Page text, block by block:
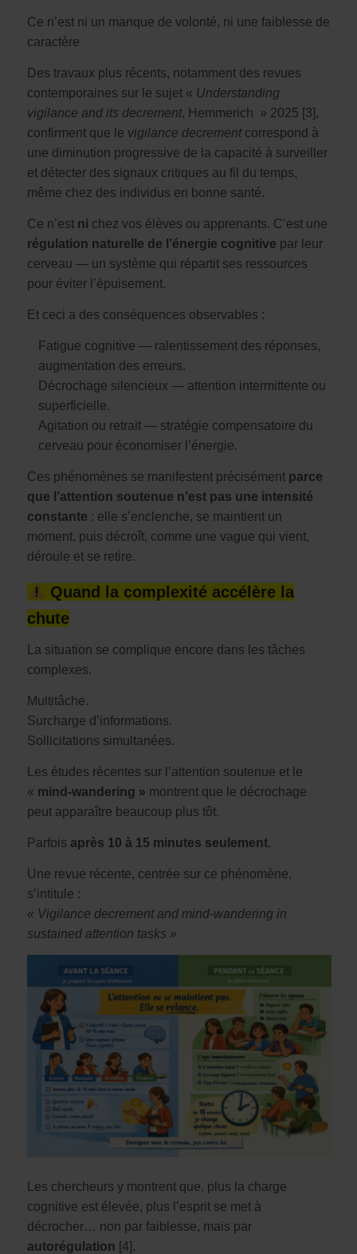
Ce n’est ni un manque de volonté, ni une faiblesse de
caractère
Des travaux plus récents, notamment des revues
contemporaines sur le sujet « Understanding
vigilance and its decrement, Hemmerich » 2025 [3],
confirment que le vigilance decrementcorrespond à
une diminution progressive de la capacité à surveiller
et détecter des signaux critiques au fil du temps,
même chez des individus en bonne santé.
Ce n’est ni chez vos élèves ou apprenants. C’est une
régulation naturelle de l’énergie cognitive par leur
cerveau — un système qui répartit ses ressources
pour éviter l’épuisement.
Et ceci a des conséquences observables :
Fatigue cognitive — ralentissement des réponses,
augmentation des erreurs.
Décrochage silencieux — attention intermittente ou
superficielle.
Agitation ou retrait — stratégie compensatoire du
cerveau pour économiser l’énergie.
Ces phénomènes se manifestent précisément parce
que l’attention soutenue n’est pas une intensité
constante : elle s’enclenche, se maintient un
moment, puis décroît, comme une vague qui vient,
déroule et se retire.
Quand la complexité accélère la
chute
La situation se complique encore dans les tâches
complexes.
Multitâche.
Surcharge d’informations.
Sollicitations simultanées.
Les études récentes sur l’attention soutenue et le
« mind-wandering » montrent que le décrochage
peut apparaître beaucoup plus tôt.
Parfois après 10 à 15 minutes seulement.
Une revue récente, centrée sur ce phénomène,
s’intitule :
« Vigilance decrement and mind-wandering in
sustained attention tasks »
Les chercheurs y montrent que, plus la charge
cognitive est élevée, plus l’esprit se met à
décrocher… non par faiblesse, mais par
autorégulation [4].